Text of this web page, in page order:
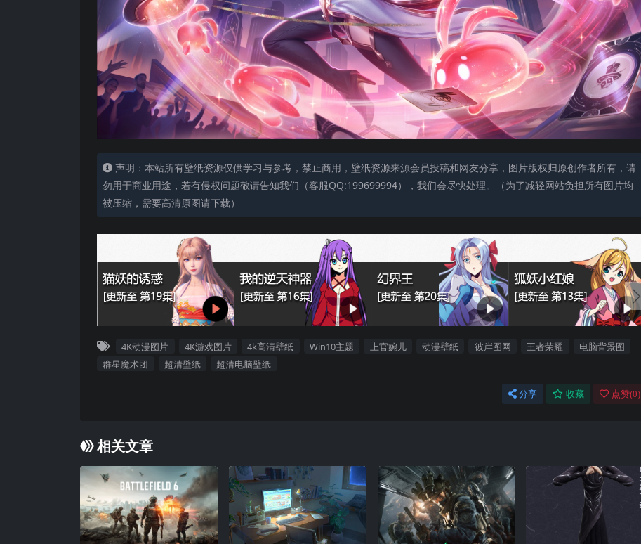
声明：本站所有壁纸资源仅供学习与参考，禁止商用，壁纸资源来源会员投稿和网友分享，图片版权归原创作者所有，请
勿用于商业用途，若有侵权问题敬请告知我们（客服QQ:199699994），我们会尽快处理。（为了减轻网站负担所有图片均
被压缩，需要高清原图请下载）
4K动漫图片 4K游戏图片 4k高清壁纸 Win10主题 上官婉儿 动漫壁纸 彼岸图网 王者荣耀
电脑背景图
群星魔术团
超清壁纸 超清电脑壁纸
分享 收藏 点赞(0)
相关文章